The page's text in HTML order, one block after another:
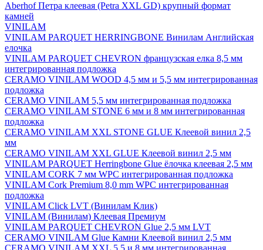
Aberhof Петра клеевая (Petra XXL GD) крупный формат
камней
VINILAM
VINILAM PARQUET HERRINGBONE Винилам Английская
елочка
VINILAM PARQUET CHEVRON французская елка 8,5 мм
интегрированная подложка
CERAMO VINILAM WOOD 4,5 мм и 5,5 мм интегрированная
подложка
CERAMO VINILAM 5,5 мм интегрированная подложка
CERAMO VINILAM STONE 6 мм и 8 мм интегрированная
подложка
CERAMO VINILAM XXL STONE GLUE Клеевой винил 2,5
мм
CERAMO VINILAM XXL GLUE Клеевой винил 2,5 мм
VINILAM PARQUET Herringbone Glue ёлочка клеевая 2,5 мм
VINILAM CORK 7 мм WPC интегрированная подложка
VINILAM Cork Premium 8,0 mm WPC интегрированная
подложка
VINILAM Click LVT (Винилам Клик)
VINILAM (Винилам) Клеевая Премиум
VINILAM PARQUET CHEVRON Glue 2,5 мм LVT
CERAMO VINILAM Glue Камни Клеевой винил 2,5 мм
CERAMO VINILAM XXL 5,5 и 8 мм интегрированная